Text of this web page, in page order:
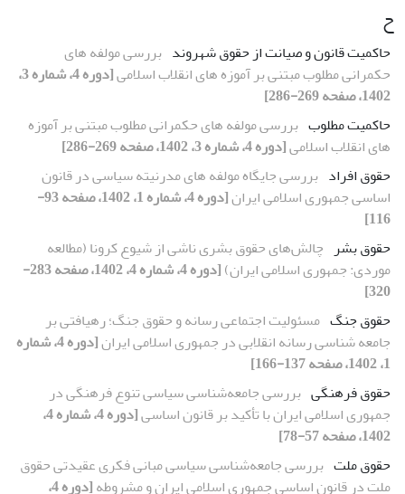
ح
حاکمیت قانون و صیانت از حقوق شهروند بررسی مولفه های
حکمرانی مطلوب مبتنی بر آموزه های انقلاب اسلامی
[دوره 4، شماره 3،
1402، صفحه 269-286]
حاکمیت مطلوب بررسی مولفه های حکمرانی مطلوب مبتنی بر آموزه
های انقلاب اسلامی[دوره 4، شماره 3، 1402، صفحه 269-286]
حقوق افراد بررسی جایگاه مولفه های مدرنیته سیاسی در قانون
اساسی جمهوری اسلامی ایران
[دوره 4، شماره 1، 1402، صفحه 93-
116]
حقوق بشر چالش‌های حقوق بشری ناشی از شیوع کرونا (مطالعه
موردی: جمهوری اسلامی ایران)
[دوره 4، شماره 4، 1402، صفحه 283-
320]
حقوق جنگ مسئولیت اجتماعی رسانه و حقوق جنگ؛ رهیافتی بر
جامعه شناسی رسانه انقلابی در جمهوری اسلامی ایران
[دوره 4، شماره
1، 1402، صفحه 137-166]
حقوق فرهنگی بررسی جامعه‌شناسی سیاسی تنوع فرهنگی در
جمهوری اسلامی ایران با تأکید بر قانون اساسی
[دوره 4، شماره 4،
1402، صفحه 57-78]
حقوق ملت بررسی جامعه‌شناسی سیاسی مبانی فکری عقیدتی حقوق
ملت در قانون اساسی جمهوری اسلامی ایران و مشروطه
[دوره 4،